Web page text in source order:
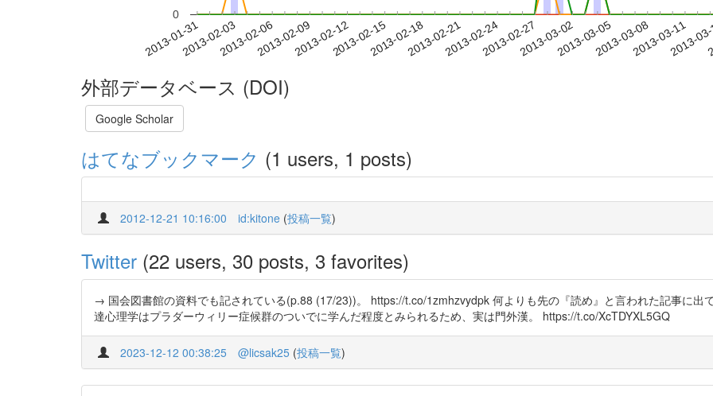
2013-01-312013-02-032013-02-062013-02-092013-02-122013-02-152013-02-182013-02-212013-02-242013-02-272013-03-022013-03-052013-03-082013-03-11
2013-
0
外部データベース (DOI)
Google Scholar
はてなブックマーク (1 users, 1 posts)
2012-12-21 10:16:00 id:kitone (投稿一覧)
Twitter (22 users, 30 posts, 3 favorites)
→ 国会図書館の資料でも記されている(p.88 (17/23))。 https://t.co/1zmhzvydpk 何よりも先の『読め』と言われた記事に出
達心理学はプラダーウィリー症候群のついでに学んだ程度とみられるため、実は門外漢。 https://t.co/XcTDYXL5GQ
2023-12-12 00:38:25 @licsak25 (投稿一覧)